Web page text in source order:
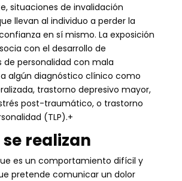
situaciones de invalidación
llevan al individuo a perder la
en sí mismo. La exposición
con el desarrollo de
personalidad con mala
algún diagnóstico clínico como
trastorno depresivo mayor,
post-traumático, o trastorno
(TLP).+
se realizan
es un comportamiento difícil y
pretende comunicar un dolor